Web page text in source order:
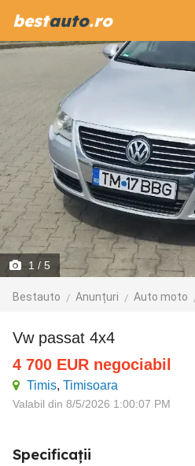
bestauto.ro
1 / 5
Bestauto Anunțuri Auto moto
vw passat 4x4
4 700 EUR negociabil
Timis, Timisoara
Valabil din 8/5/2026 1:00:07 PM
Specificații